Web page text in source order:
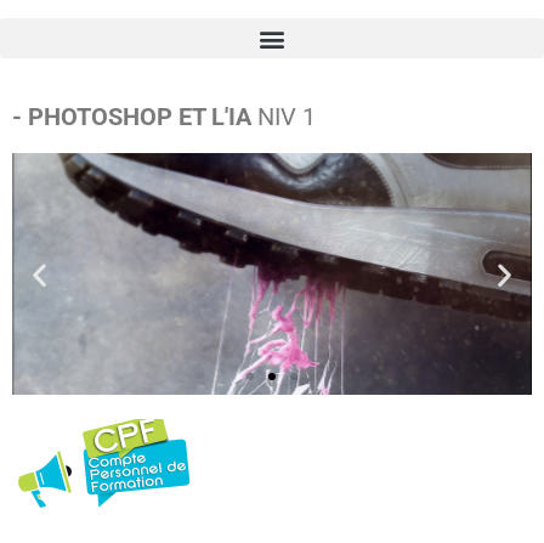
- PHOTOSHOP ET L'IA NIV 1